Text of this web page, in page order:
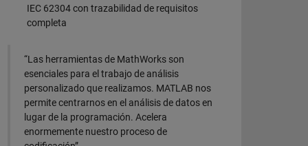
IEC 62304 con trazabilidad de requisitos
completa
“Las herramientas de MathWorks son
esenciales para el trabajo de análisis
personalizado que realizamos. MATLAB nos
permite centrarnos en el análisis de datos en
lugar de la programación. Acelera
enormemente nuestro proceso de